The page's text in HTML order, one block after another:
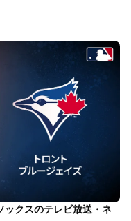
ックスのテレビ放送・ネ